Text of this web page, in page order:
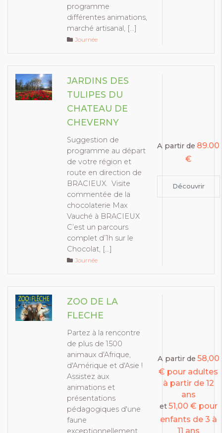
programme
différentes animations,
marché artisanal, […]
Journée
JARDINS DES
TULIPES DU
CHATEAU DE
CHEVERNY
Suggestion de
programme au départ
de votre région et
route en direction de
BRACIEUX. Visite
commentée de la
chocolaterie Max
Vauché à BRACIEUX
C’est un parcours
complet d’1h sur le
Chocolat, […]
Journée
A partir de 89.00
€
Découvrir
ZOO DE LA
FLECHE
Partez à la rencontre
de plus de 1500
animaux d'Afrique,
d'Amérique et d'Asie !
Assistez aux
animations et
présentations
pédagogiques d'une
faune
exceptionnellement
A partir de 58,00
€ pour adultes
à partir de 12
ans
et51,00 € pour
enfants de 3 à
11 ans